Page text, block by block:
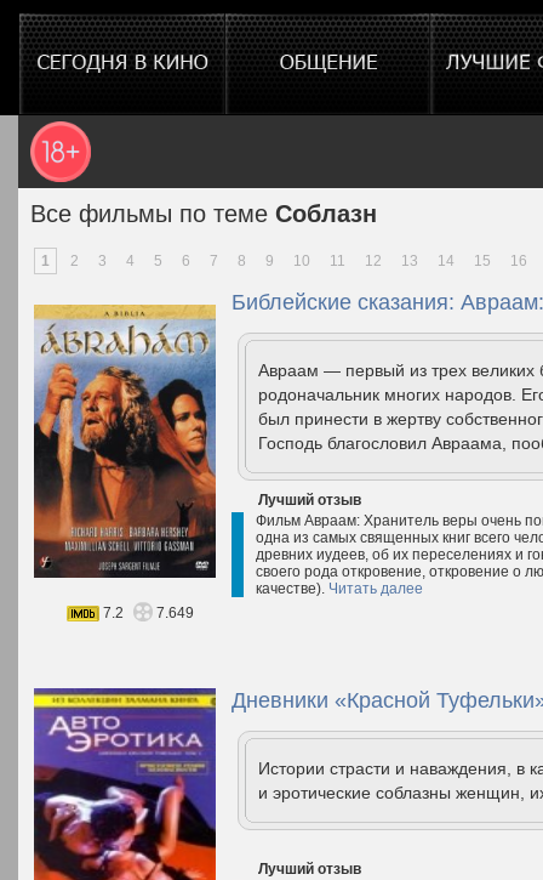
Все фильмы по теме Соблазн
1 2 3 4 5 6 7 8 9 10 11 12 13 14 15 16
Библейские сказания:
Авраам — первый из трех великих
родоначальник многих народов.
был принести в жертву
Господь благословил Авраама,
Лучший отзыв
Фильм Авраам: Хранитель веры очень
одна из самых священных книг всего
древних иудеев, об их переселениях и
своего рода откровение, откровение о
качестве). Читать далее
7.2
7.649
Дневники «Красной
Истории страсти и наваждения, в
и эротические соблазны женщин,
Лучший отзыв